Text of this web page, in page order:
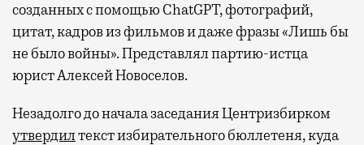
созданных с помощью ChatGPT, фотографий,
цитат, кадров из фильмов и даже фразы «Лишь бы
не было войны». Представлял партию-истца
юрист Алексей Новоселов.
Незадолго до начала заседания Центризбирком
утвердилтекст избирательного бюллетеня, куда